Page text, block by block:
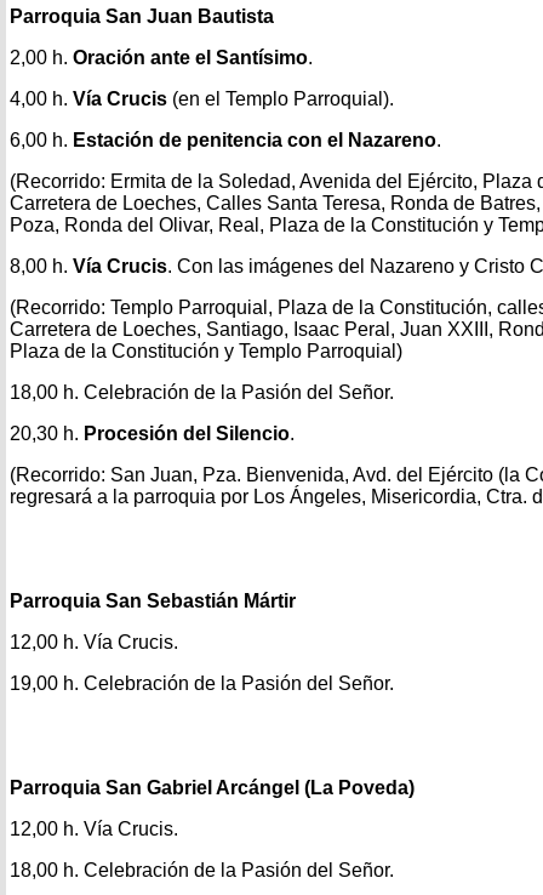
Parroquia San Juan Bautista
2,00 h. Oración ante el Santísimo.
4,00 h. Vía Crucis (en el Templo Parroquial).
6,00 h. Estación de penitencia con el Nazareno.
(Recorrido: Ermita de la Soledad, Avenida del Ejército, Plaza
Carretera de Loeches, Calles Santa Teresa, Ronda de
Poza, Ronda del Olivar, Real, Plaza de la Constitución y
8,00 h. Vía Crucis. Con las imágenes del Nazareno y Cristo
(Recorrido: Templo Parroquial, Plaza de la Constitución,
Carretera de Loeches, Santiago, Isaac Peral, Juan XXIII,
Plaza de la Constitución y Templo Parroquial)
18,00 h. Celebración de la Pasión del Señor.
20,30 h. Procesión del Silencio.
(Recorrido: San Juan, Pza. Bienvenida, Avd. del Ejército (la
regresará a la parroquia por Los Ángeles, Misericordia, Ctra.
Parroquia San Sebastián Mártir
12,00 h. Vía Crucis.
19,00 h. Celebración de la Pasión del Señor.
Parroquia San Gabriel Arcángel (La Poveda)
12,00 h. Vía Crucis.
18,00 h. Celebración de la Pasión del Señor.